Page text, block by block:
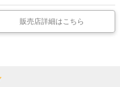
販売店詳細はこちら